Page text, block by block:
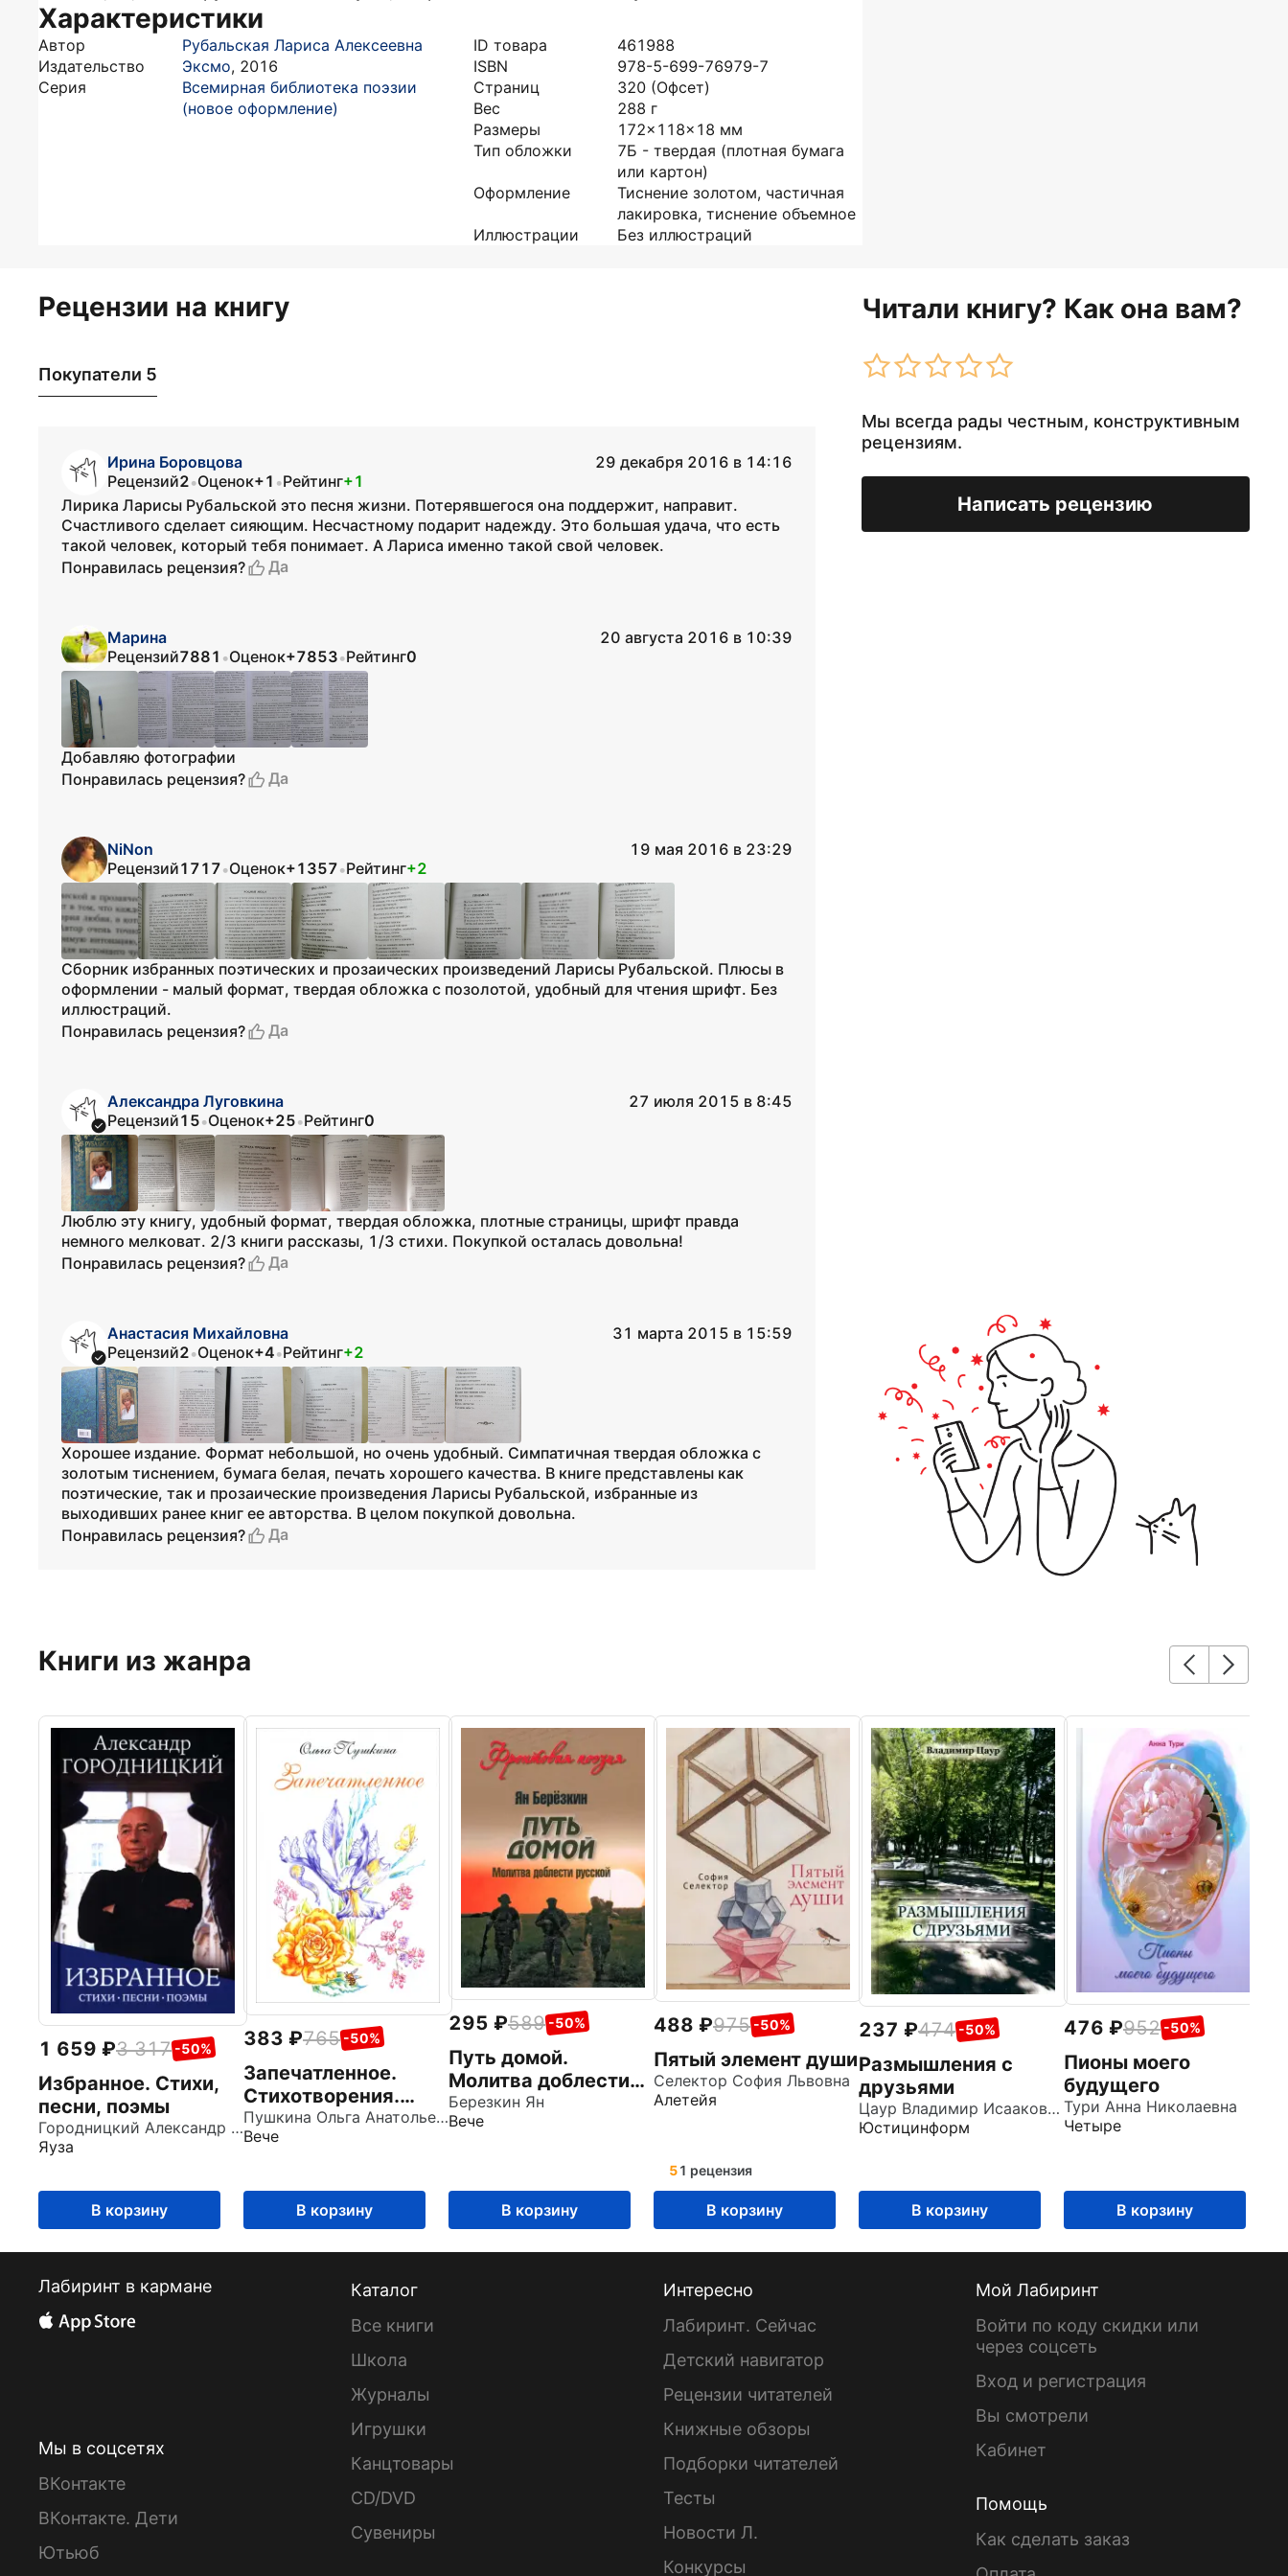
Характеристики
Автор
Рубальская Лариса Алексеевна
Издательство
Эксмо, 2016
Серия
Всемирная библиотека поэзии
(новое оформление)
ID товара
461988
ISBN
978-5-699-76979-7
Страниц
320 (Офсет)
Вес
288 г
Размеры
172x118x18 мм
Тип обложки
7Б - твердая (плотная бумага
или картон)
Оформление
Тиснение золотом, частичная
лакировка, тиснение объемное
Иллюстрации
Без иллюстраций
Рецензии на книгу Читали книгу? Как она вам?
Мы всегда рады честным, конструктивным
рецензиям.
Написать рецензию
Покупатели 5
Ирина Боровцова
29 декабря 2016 в 14:16
Рецензий2•Оценок+1 •Рейтинг+1
Лирика Ларисы Рубальской это песня жизни. Потерявшегося она поддержит, направит.
Счастливого сделает сияющим. Несчастному подарит надежду. Это большая удача, что есть
такой человек, который тебя понимает. А Лариса именно такой свой человек.
Понравилась рецензия?
Да
Марина
20 августа 2016 в 10:39
Рецензий7881 •Оценок+7853•Рейтинг0
Добавляю фотографии
Понравилась рецензия?
Да
NiNon
19 мая 2016 в 23:29
Рецензий1717•Оценок+1357•Рейтинг+2
Сборник избранных поэтических и прозаических произведений Ларисы Рубальской. Плюсы в
оформлении - малый формат, твердая обложка с позолотой, удобный для чтения шрифт. Без
иллюстраций.
Понравилась рецензия?
Да
Александра Луговкина
27 июля 2015 в 8:45
Рецензий15•Оценок+25•Рейтинг0
Люблю эту книгу, удобный формат, твердая обложка, плотные страницы, шрифт правда
немного мелковат. 2/3 книги рассказы, 1/3 стихи. Покупкой осталась довольна!
Понравилась рецензия?
Да
Анастасия Михайловна
31 марта 2015 в 15:59
Рецензий2•Оценок+4•Рейтинг+2
Хорошее издание. Формат небольшой, но очень удобный. Симпатичная твердая обложка с
золотым тиснением, бумага белая, печать хорошего качества. В книге представлены как
поэтические, так и прозаические произведения Ларисы Рубальской, избранные из
выходивших ранее книг ее авторства. В целом покупкой довольна.
Понравилась рецензия?
Да
Книги из жанра
1 659 3 317 -50%
Избранное. Стихи,
песни, поэмы
Городницкий Александр Моисеевич
Яуза
В корзину
383 765 -50%
Запечатленное.
Стихотворения.
Избранное
Пушкина Ольга Анатольевна
Вече
В корзину
295 589 -50%
Путь домой.
Молитва доблести
русской
Березкин Ян
Вече
В корзину
488 975 -50%
Пятый элемент души
Селектор София Львовна
Алетейя
51 рецензия
В корзину
237 474 -50%
Размышления с
друзьями
Цаур Владимир Исаакович
Юстицинформ
В корзину
476 952 -50%
Пионы моего
будущего
Тури Анна Николаевна
Четыре
В корзину
Лабиринт в кармане
Мы в соцсетях
ВКонтакте
ВКонтакте. Дети
Ютьюб
Каталог
Все книги
Школа
Журналы
Игрушки
Канцтовары
CD/DVD
Сувениры
Интересно
Лабиринт. Сейчас
Детский навигатор
Рецензии читателей
Книжные обзоры
Подборки читателей
Тесты
Новости Л.
Конкурсы
Мой Лабиринт
Войти по коду скидки или
через соцсеть
Вход и регистрация
Вы смотрели
Кабинет
Помощь
Как сделать заказ